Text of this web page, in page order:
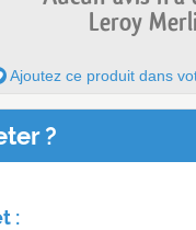
Leroy
Ajoutez ce produit dans
?
: